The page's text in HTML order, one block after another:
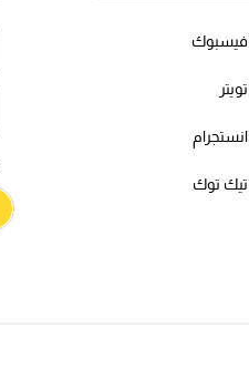
فيسبوك
تويتر
انستجرام
تيك توك